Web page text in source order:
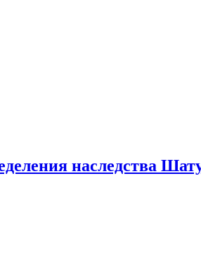
наследства